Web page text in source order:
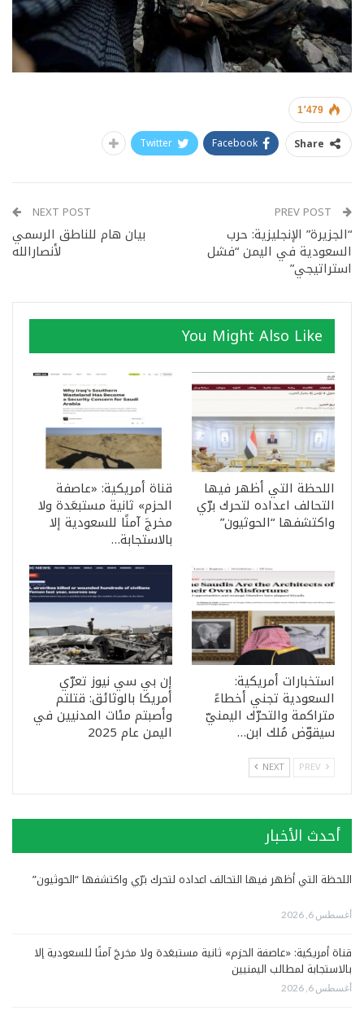
1٬479
Share
Facebook
Twitter
“الجزيرة” الإنجليزية: حرب
السعودية في اليمن “فشل
استراتيجي”
NEXT POST
بيان هام للناطق الرسمي
لأنصارالله
You Might Also Like
اللحظة التي أظهر فيها
التحالف اعداده لتحرك برّي
واكتشفها “الحوثيون”
قناة أمريكية: «عاصفة
الحزم» ثانية مستبعَدة ولا
مخرجَ آمنًا للسعودية إلا
بالاستجابة…
استخبارات أمريكية:
السعودية تجني أخطاءً
متراكمة والتحرّك اليمنيّ
سيقوّض مُلك ابن…
إن بي سي نيوز تعرّي
أمريكا بالوثائق: قتلتم
وأصبتم مئات المدنيين في
اليمن عام 2025
NEXT
أحدث الأخبار
اللحظة التي أظهر فيها التحالف اعداده لتحرك برّي واكتشفها “الحوثيون”
أغسطس 6, 2026
قناة أمريكية: «عاصفة الحزم» ثانية مستبعَدة ولا مخرجَ آمنًا للسعودية إلا
بالاستجابة لمطالب اليمنيين
أغسطس 6, 2026